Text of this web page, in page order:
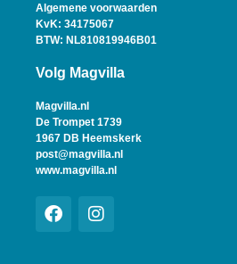
Algemene voorwaarden
KvK: 34175067
BTW: NL810819946B01
Volg Magvilla
Magvilla.nl
De Trompet 1739
1967 DB Heemskerk
post@magvilla.nl
www.magvilla.nl